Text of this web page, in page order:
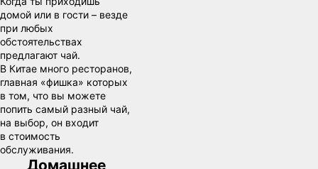
домой или в гости – везде
при любых
обстоятельствах
предлагают чай.
В Китае много ресторанов,
главная «фишка» которых
в том, что вы можете
попить самый разный чай,
на выбор, он входит
в стоимость
обслуживания.
Домашнее